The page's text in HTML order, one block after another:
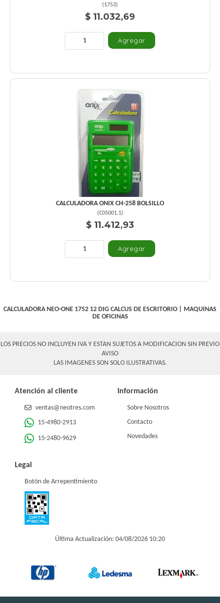
(1753)
$ 11.032,69
CALCULADORA ONIX CH-258 BOLSILLO
(C05001.1)
$ 11.412,93
CALCULADORA NEO-ONE 1752 12 DIG CALCUS DE ESCRITORIO
MAQUINAS
DE OFICINAS
LOS PRECIOS NO INCLUYEN IVA Y ESTAN SUJETOS A MODIFICACION SIN PREVIO
AVISO
LAS IMAGENES SON SOLO ILUSTRATIVAS.
Atención al cliente
ventas@neotres.com
15-4980-2913
15-2480-9629
Información
Sobre Nosotros
Contacto
Novedades
Legal
Botón de Arrepentimiento
Última Actualización: 04/08/2026 10:20